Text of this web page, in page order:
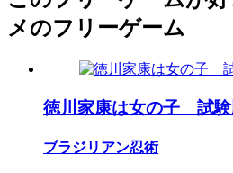
メのフリーゲーム
徳川家康は女の子 試験
ブラジリアン忍術